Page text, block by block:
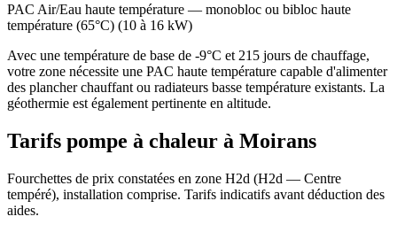
PAC Air/Eau haute température — monobloc ou bibloc haute
température (65°C) (10 à 16 kW)
Avec une température de base de -9°C et 215 jours de chauffage,
votre zone nécessite une PAC haute température capable d'alimenter
des plancher chauffant ou radiateurs basse température existants. La
géothermie est également pertinente en altitude.
Tarifs pompe à chaleur à Moirans
Fourchettes de prix constatées en zone H2d (H2d — Centre
tempéré), installation comprise. Tarifs indicatifs avant déduction des
aides.